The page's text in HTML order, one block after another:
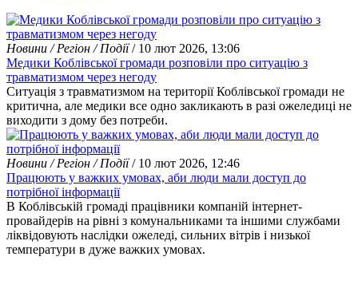
Новини / Регіон / Події/ 10 лют 2026, 13:06
Медики Коблівської громади розповіли про ситуацію з
травматизмом через негоду
Ситуація з травматизмом на території Коблівської громади не
критична, але медики все одно закликають в разі ожеледиці не
виходити з дому без потреби.
Новини / Регіон / Події/ 10 лют 2026, 12:46
Працюють у важких умовах, аби люди мали доступ до
потрібної інформації
В Коблівській громаді працівники компаній інтернет-
провайдерів на рівні з комунальниками та іншими службами
ліквідовують наслідки ожеледі, сильних вітрів і низької
температури в дуже важких умовах.